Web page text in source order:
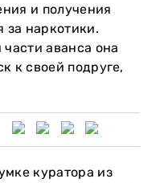
и получения
за наркотики.
аванса она
к своей подруге,
куратора из